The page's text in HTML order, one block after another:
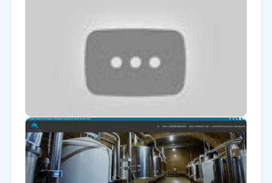
Farmacéutica
Software / TI
Financiera
Alimentaria
Salud